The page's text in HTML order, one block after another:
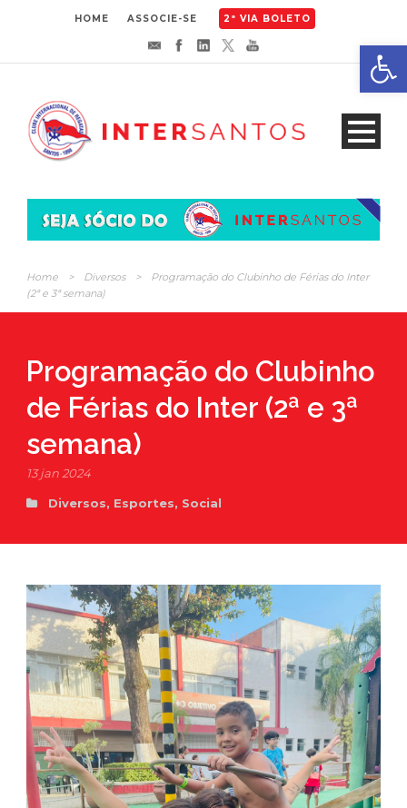
HOME ASSOCIE-SE 2ª VIA BOLETO
Home > Diversos >
Programação do Clubinho de Férias do Inter
(2ª e 3ª semana)
Programação do Clubinho
de Férias do Inter (2ª e 3ª
semana)
13 jan 2024
Diversos, Esportes, Social
Abrir